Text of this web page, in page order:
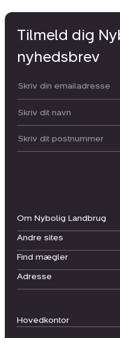
Hovedkontor
Om Nybolig Landbrug
Andre sites
Find mægler
Adresse
Tilmeld dig
nyhedsbrev
Din email:
Dit navn:
Postnummer